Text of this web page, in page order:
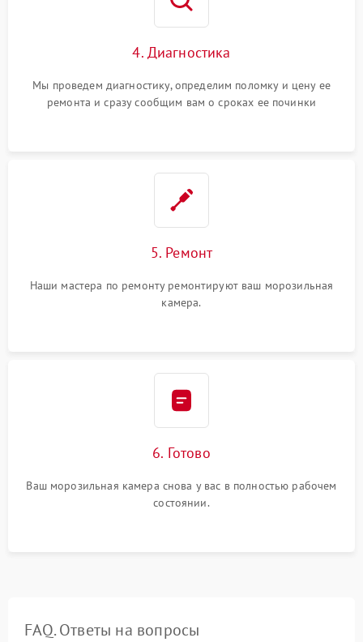
4. Диагностика
Мы проведем диагностику, определим поломку и цену ее
ремонта и сразу сообщим вам о сроках ее починки
5. Ремонт
Наши мастера по ремонту ремонтируют ваш морозильная
камера.
6. Готово
Ваш морозильная камера снова у вас в полностью рабочем
состоянии.
FAQ. Ответы на вопросы